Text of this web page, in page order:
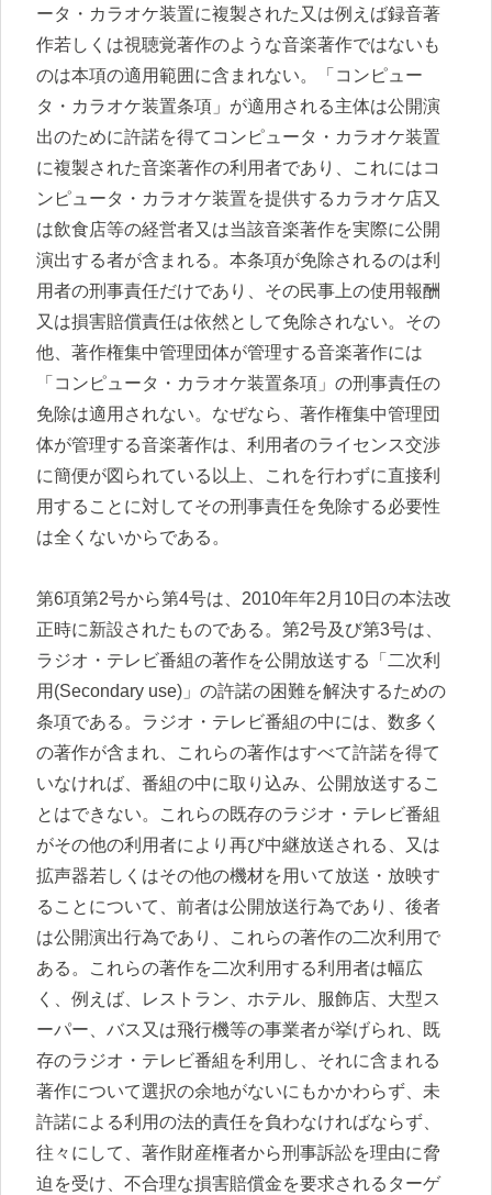
ータ・カラオケ装置に複製された又は例えば録音著
作若しくは視聴覚著作のような音楽著作ではないも
のは本項の適用範囲に含まれない。「コンピュー
タ・カラオケ装置条項」が適用される主体は公開演
出のために許諾を得てコンピュータ・カラオケ装置
に複製された音楽著作の利用者であり、これにはコ
ンピュータ・カラオケ装置を提供するカラオケ店又
は飲食店等の経営者又は当該音楽著作を実際に公開
演出する者が含まれる。本条項が免除されるのは利
用者の刑事責任だけであり、その民事上の使用報酬
又は損害賠償責任は依然として免除されない。その
他、著作権集中管理団体が管理する音楽著作には
「コンピュータ・カラオケ装置条項」の刑事責任の
免除は適用されない。なぜなら、著作権集中管理団
体が管理する音楽著作は、利用者のライセンス交渉
に簡便が図られている以上、これを行わずに直接利
用することに対してその刑事責任を免除する必要性
は全くないからである。
第6項第2号から第4号は、2010年年2月10日の本法改
正時に新設されたものである。第2号及び第3号は、
ラジオ・テレビ番組の著作を公開放送する「二次利
用(Secondary use)」の許諾の困難を解決するための
条項である。ラジオ・テレビ番組の中には、数多く
の著作が含まれ、これらの著作はすべて許諾を得て
いなければ、番組の中に取り込み、公開放送するこ
とはできない。これらの既存のラジオ・テレビ番組
がその他の利用者により再び中継放送される、又は
拡声器若しくはその他の機材を用いて放送・放映す
ることについて、前者は公開放送行為であり、後者
は公開演出行為であり、これらの著作の二次利用で
ある。これらの著作を二次利用する利用者は幅広
く、例えば、レストラン、ホテル、服飾店、大型ス
ーパー、バス又は飛行機等の事業者が挙げられ、既
存のラジオ・テレビ番組を利用し、それに含まれる
著作について選択の余地がないにもかかわらず、未
許諾による利用の法的責任を負わなければならず、
往々にして、著作財産権者から刑事訴訟を理由に脅
迫を受け、不合理な損害賠償金を要求されるターゲ